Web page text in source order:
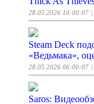
28.05.2026 10:00:07
Steam Deck
«Ведьмака»,
28.05.2026 06:00:07
Saros: